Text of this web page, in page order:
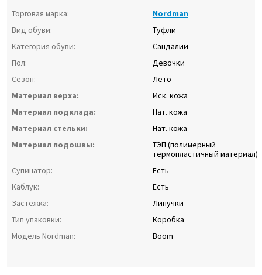
Торговая марка:
Nordman
Вид обуви:
Туфли
Категория обуви:
Сандалии
Пол:
Девочки
Сезон:
Лето
Материал верха:
Иск. кожа
Материал подклада:
Нат. кожа
Материал стельки:
Нат. кожа
Материал подошвы:
ТЭП (полимерный
термопластичный материал)
Супинатор:
Есть
Каблук:
Есть
Застежка:
Липучки
Тип упаковки:
Коробка
Модель Nordman:
Boom